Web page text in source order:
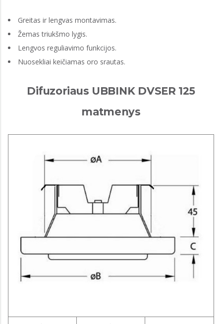
Greitas ir lengvas montavimas.
Žemas triukšmo lygis.
Lengvos reguliavimo funkcijos.
Nuosekliai keičiamas oro srautas.
Difuzoriaus UBBINK DVSER 125
matmenys